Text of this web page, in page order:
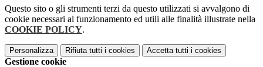
Questo sito o gli strumenti terzi da questo utilizzati si avvalgono di
cookie necessari al funzionamento ed utili alle finalità illustrate nella
COOKIE POLICY.
Personalizza Rifiuta tutti i cookies Accetta tutti i cookies
Gestione cookie